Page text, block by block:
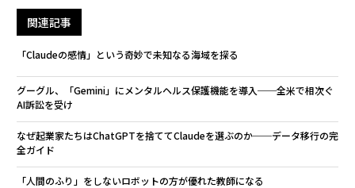
関連記事
「Claudeの感情」という奇妙で未知なる海域を探る
グーグル、「Gemini」にメンタルヘルス保護機能を導入──全米で相次ぐ
AI訴訟を受け
なぜ起業家たちはChatGPTを捨ててClaudeを選ぶのか──データ移行の完
全ガイド
「人間のふり」をしないロボットの方が優れた教師になる